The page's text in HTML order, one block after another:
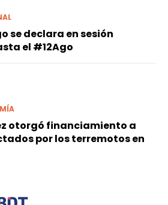
se declara en sesión
el #12Ago
otorgó financiamiento a
por los terremotos en